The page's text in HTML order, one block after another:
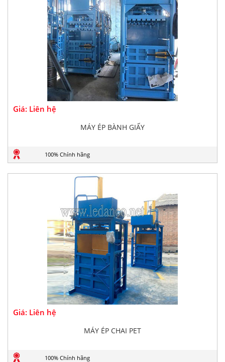
Giá: Liên hệ
MÁY ÉP BÀNH GIẤY
100% Chính hãng
Giá: Liên hệ
MÁY ÉP CHAI PET
100% Chính hãng